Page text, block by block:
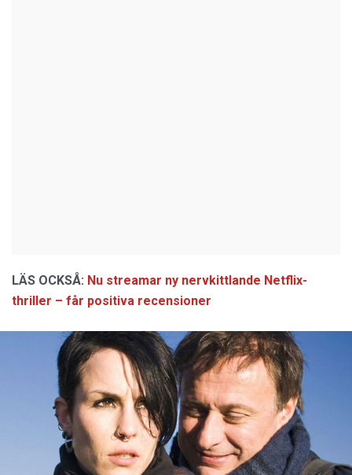
LÄS OCKSÅ: Nu streamar ny nervkittlande Netflix-
thriller – får positiva recensioner